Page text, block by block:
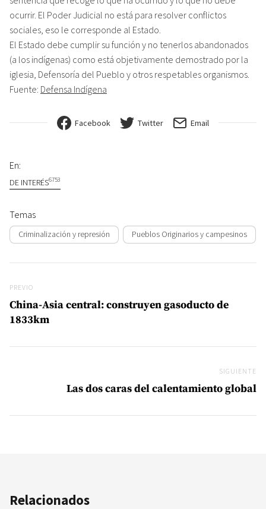
ocurrir. El Poder Judicial no está para resolver conflictos
sociales, eso le corresponde al Estado.
El Estado debe cumplir su función y no tenerlos abandonados
(a los indígenas) como está objetivamente demostrado por la
iglesia, Defensoría del Pueblo y otros respetables organismos.
Fuente: Defensa Indígena
Facebook Twitter Email
En:
DE INTERÉS6753
Temas
Criminalización y represión Pueblos Originarios y campesinos
Previo
PREVIO
China-Asia central: construyen gasoducto de
1833km
SIGUIENTE
Las dos caras del calentamiento global
Relacionados